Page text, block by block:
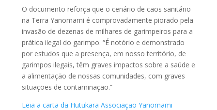
O documento reforça que o cenário de caos sanitário
na Terra Yanomami é comprovadamente piorado pela
invasão de dezenas de milhares de garimpeiros para a
prática ilegal do garimpo. “É notório e demonstrado
por estudos que a presença, em nosso território, de
garimpos ilegais, têm graves impactos sobre a saúde e
a alimentação de nossas comunidades, com graves
situações de contaminação.”
Leia a carta da Hutukara Associação Yanomami